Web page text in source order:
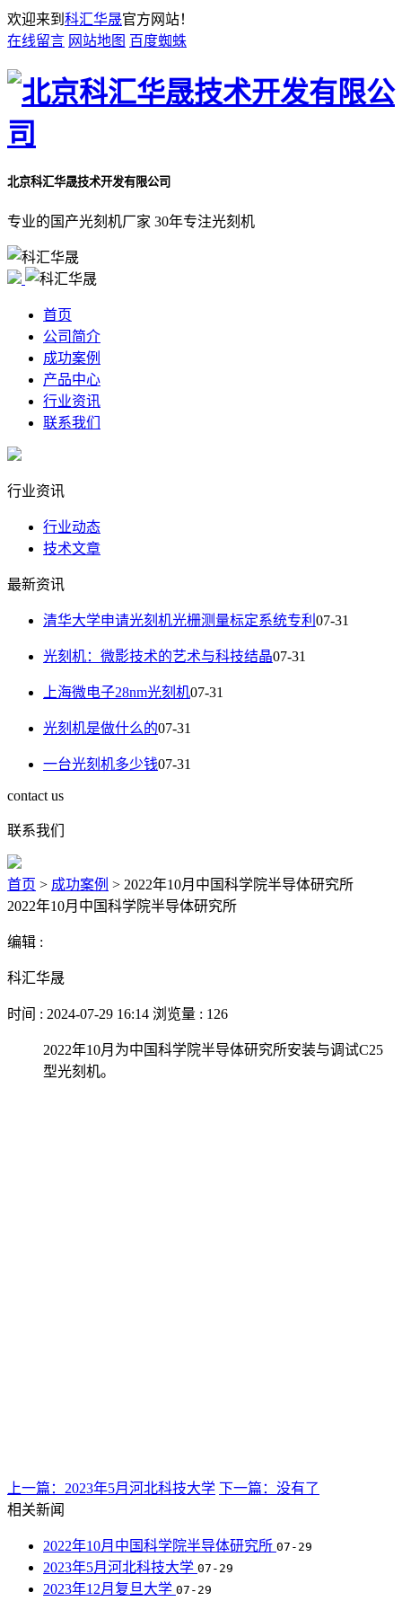
欢迎来到 科汇华晟官方网站！
在线留言 网站地图 百度蜘蛛
北京科汇华晟技术开发有限公司
专业的国产光刻机厂家 30年专注光刻机
首页
公司简介
成功案例
产品中心
行业资讯
联系我们
行业资讯
行业动态
技术文章
最新资讯
清华大学申请光刻机光栅测量标定系统专利 07-31
光刻机：微影技术的艺术与科技结晶07-31
上海微电子28nm光刻机07-31
光刻机是做什么的07-31
一台光刻机多少钱07-31
contact us
联系我们
首页 > 成功案例 > 2022年10月中国科学院半导体研究所
2022年10月中国科学院半导体研究所
编辑 :
科汇华晟
时间 : 2024-07-29 16:14 浏览量 : 126
2022年10月为中国科学院半导体研究所安装与调试C25
型光刻机。
上一篇：2023年5月河北科技大学 下一篇：没有了
相关新闻
2022年10月中国科学院半导体研究所 07-29
2023年5月河北科技大学 07-29
2023年12月复旦大学 07-29